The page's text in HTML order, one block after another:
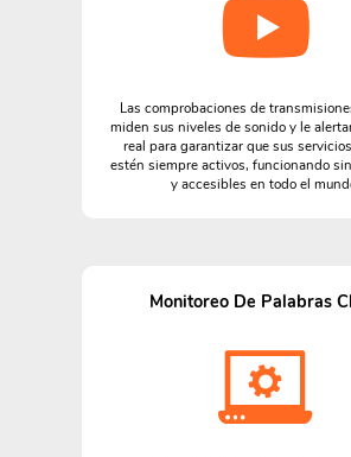
Las comprobaciones de
miden sus niveles de sonido y le
real para garantizar que sus
estén siempre activos, funcionando
y accesibles en todo el
Monitoreo De Palabras